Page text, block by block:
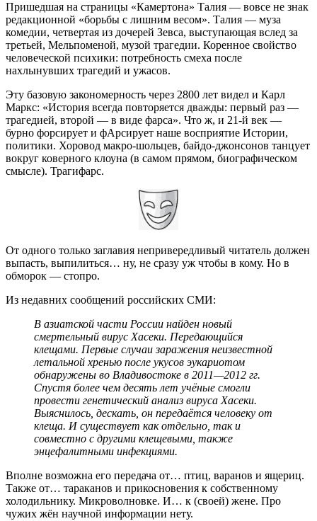
Пришедшая на страницы «Камертона» Талия — вовсе не знак
редакционной «борьбы с лишним весом». Талия — муза
комедии, четвертая из дочерей Зевса, выступающая вслед за
третьей, Мельпоменой, музой трагедии. Коренное свойство
человеческой психики: потребность смеха после
нахлынувших трагедий и ужасов.
Эту базовую закономерность через 2800 лет видел и Карл
Маркс: «История всегда повторяется дважды: первый раз —
трагедией, второй — в виде фарса». Что ж, и 21-й век —
бурно форсирует и фАрсирует наше восприятие Истории,
политики. Хоровод макро-шольцев, байдо-джонсонов танцует
вокруг коверного клоуна (в самом прямом, биографическом
смысле). Трагифарс.
От одного только заглавия непривередливый читатель должен
выпасть, выпилиться… ну, не сразу уж чтобы в кому. Но в
обморок — стопро.
Из недавних сообщений российских СМИ:
В азиатской части России найден новый
смертельный вирус Хасеки. Передающийся
клещами. Первые случаи заражения неизвестной
летальной хренью после укусов эукариотом
обнаружены во Владивостоке в 2011—2012 гг.
Спустя более чем десять лет учёные смогли
провести генетический анализ вируса Хасеки.
Выяснилось, дескать, он передаётся человеку от
клеща. И существует как отдельно, так и
совместно с другими клещевыми, также
энцефалитными инфекциями.
Вполне возможна его передача от… птиц, варанов и ящериц.
Также от… тараканов и прикосновения к собственному
холодильнику. Микроволновке. И… к (своей) жене. Про
чужих жён научной информации нету.